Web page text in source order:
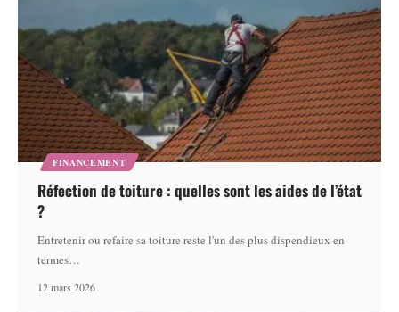
FINANCEMENT
Réfection de toiture : quelles sont les aides de l’état
?
Entretenir ou refaire sa toiture reste l'un des plus dispendieux en
termes…
12 mars 2026